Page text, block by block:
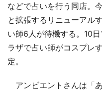
などで占いを行う同店。
と拡張するリニューアル
い師6人が待機する。10
ラザで占い師がコスプレ
定。
アンビエントさんは「